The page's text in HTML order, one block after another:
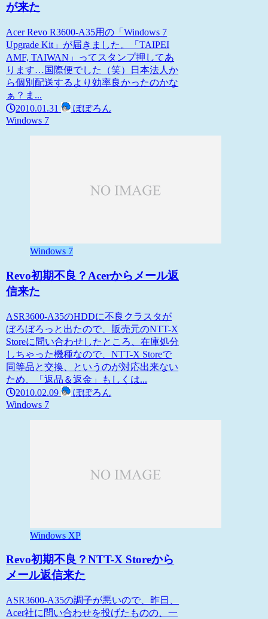
が来た
Acer Revo R3600-A35用の「Windows 7
Upgrade Kit」が届きました。「TAIPEI
AMF, TAIWAN」ってスタンプ押してあ
ります…国際便でした（笑）日本法人か
ら個別配送するより効率良かったのかな
ぁ？ま...
2010.01.31
ぽぽろん
Windows 7
Windows 7
Revo初期不良？Acerからメール返
信来た
ASR3600-A35のHDDに不良クラスタが
ぼろぼろっと出たので、販売元のNTT-X
Storeに問い合わせしたところ、在庫処分
しちゃった機種なので、NTT-X Storeで
同等品と交換、というのが対応出来ない
ため、「返品＆返金」もしくは...
2010.02.09
ぽぽろん
Windows 7
Windows XP
Revo初期不良？NTT-X Storeから
メール返信来た
ASR3600-A35の調子が悪いので、昨日、
Acer社に問い合わせを投げたものの、一